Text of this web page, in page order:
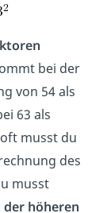
bei der
von 54 als
63 als
musst du
des
musst
der höheren